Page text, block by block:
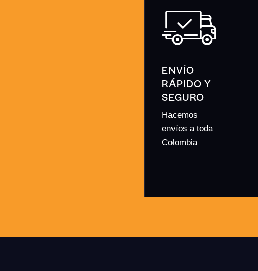
ENVÍO
RÁPIDO Y
SEGURO
Hacemos
envíos a toda
Colombia